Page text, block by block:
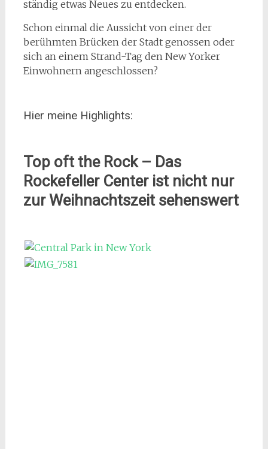
ständig etwas Neues zu entdecken.
Schon einmal die Aussicht von einer der
berühmten Brücken der Stadt genossen oder
sich an einem Strand-Tag den New Yorker
Einwohnern angeschlossen?
Hier meine Highlights:
Top oft the Rock – Das
Rockefeller Center ist nicht nur
zur Weihnachtszeit sehenswert